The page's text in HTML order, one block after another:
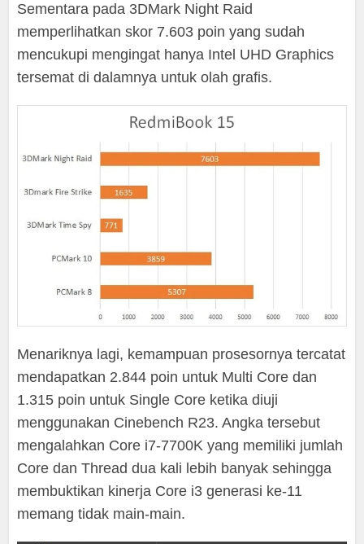
Sementara pada 3DMark Night Raid
memperlihatkan skor 7.603 poin yang sudah
mencukupi mengingat hanya Intel UHD Graphics
tersemat di dalamnya untuk olah grafis.
Menariknya lagi, kemampuan prosesornya tercatat
mendapatkan 2.844 poin untuk Multi Core dan
1.315 poin untuk Single Core ketika diuji
menggunakan Cinebench R23. Angka tersebut
mengalahkan Core i7-7700K yang memiliki jumlah
Core dan Thread dua kali lebih banyak sehingga
membuktikan kinerja Core i3 generasi ke-11
memang tidak main-main.